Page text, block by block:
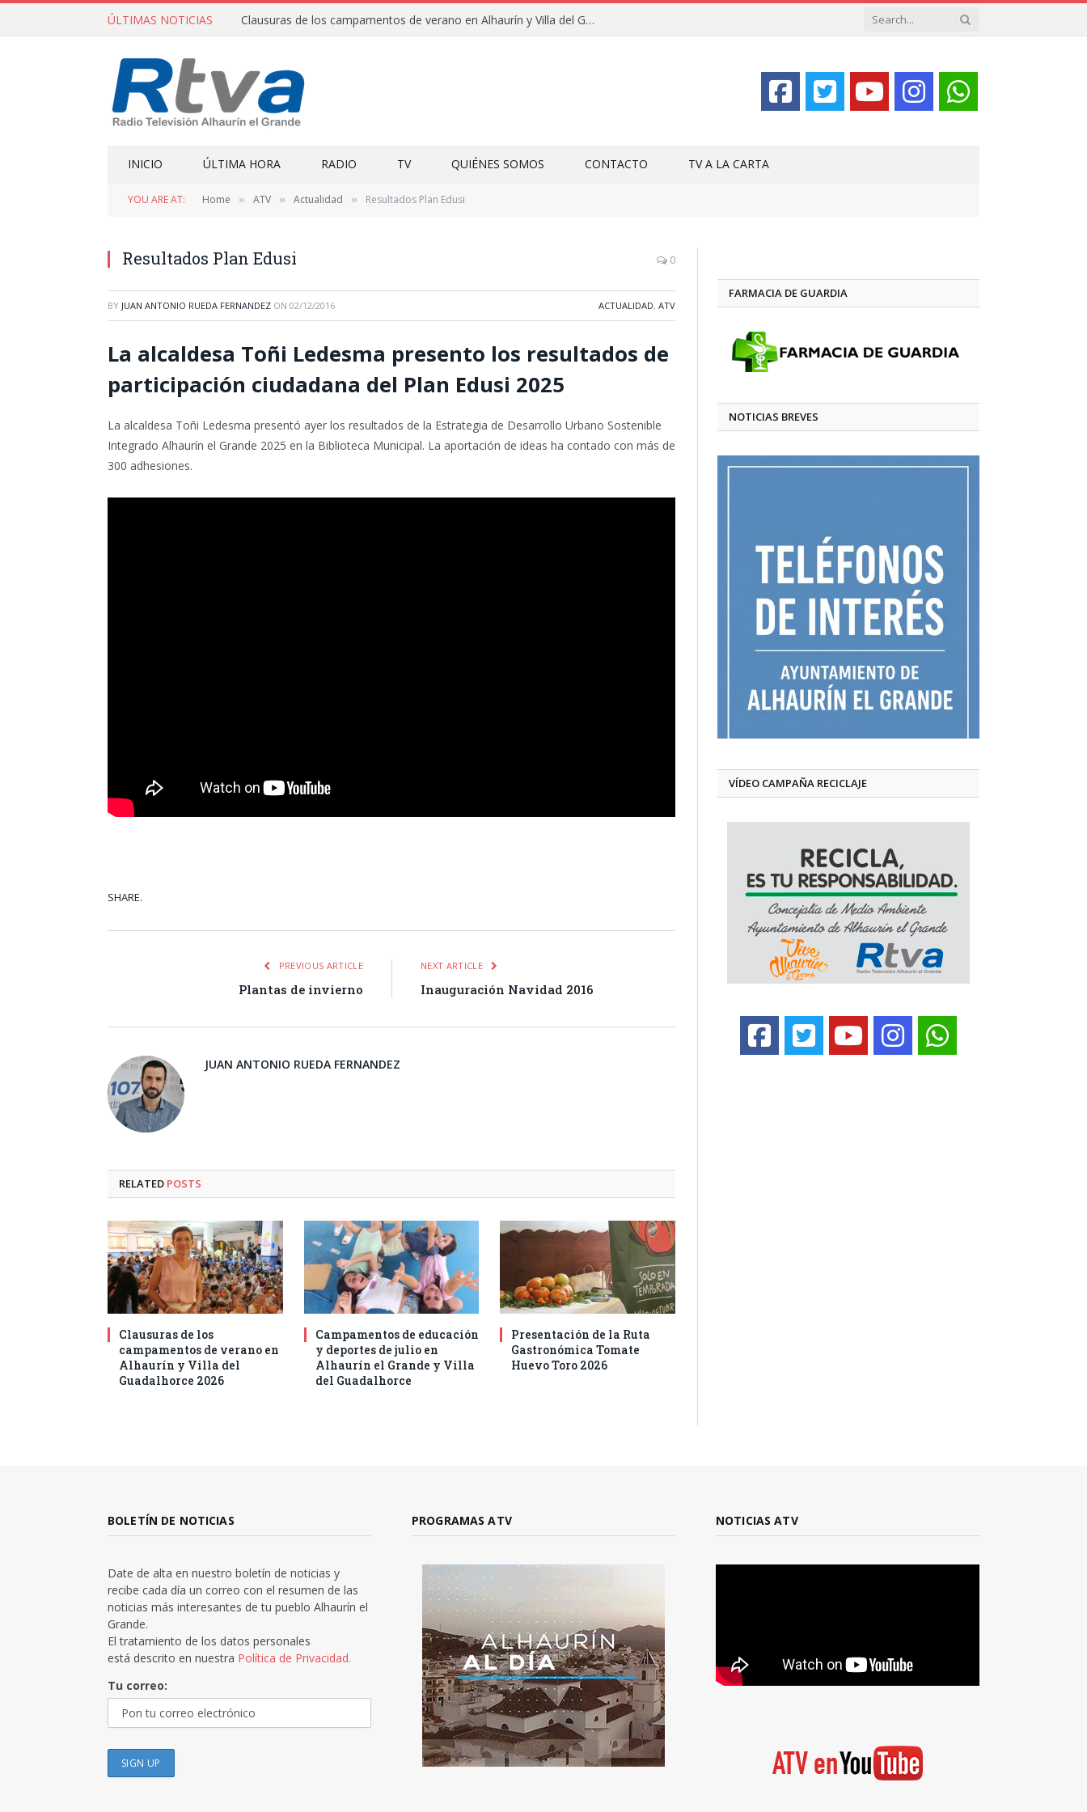
ÚLTIMAS NOTICIAS Clausuras de los campamentos de verano en Alhaurín y Villa del Guadalhorce 2026
INICIO ÚLTIMA HORA RADIO TV QUIÉNES SOMOS CONTACTO TV A LA CARTA
YOU ARE AT: Home » ATV » Actualidad » Resultados Plan Edusi
Resultados Plan Edusi 0
BY JUAN ANTONIO RUEDA FERNANDEZ ON 02/12/2016 ACTUALIDAD, ATV
La alcaldesa Toñi Ledesma presento los resultados de
participación ciudadana del Plan Edusi 2025
La alcaldesa Toñi Ledesma presentó ayer los resultados de la Estrategia de Desarrollo Urbano Sostenible
Integrado Alhaurín el Grande 2025 en la Biblioteca Municipal. La aportación de ideas ha contado con más de
300 adhesiones.
SHARE.
PREVIOUS ARTICLE
Plantas de invierno
NEXT ARTICLE
Inauguración Navidad 2016
JUAN ANTONIO RUEDA FERNANDEZ
RELATED POSTS
Clausuras de los
campamentos de verano en
Alhaurín y Villa del
Guadalhorce 2026
Campamentos de educación
y deportes de julio en
Alhaurín el Grande y Villa
del Guadalhorce
Presentación de la Ruta
Gastronómica Tomate
Huevo Toro 2026
FARMACIA DE GUARDIA
NOTICIAS BREVES
VÍDEO CAMPAÑA RECICLAJE
BOLETÍN DE NOTICIAS
Date de alta en nuestro boletín de noticias y
recibe cada día un correo con el resumen de las
noticias más interesantes de tu pueblo Alhaurín el
Grande.
El tratamiento de los datos personales
está descrito en nuestra Política de Privacidad.
Tu correo:
PROGRAMAS ATV NOTICIAS ATV